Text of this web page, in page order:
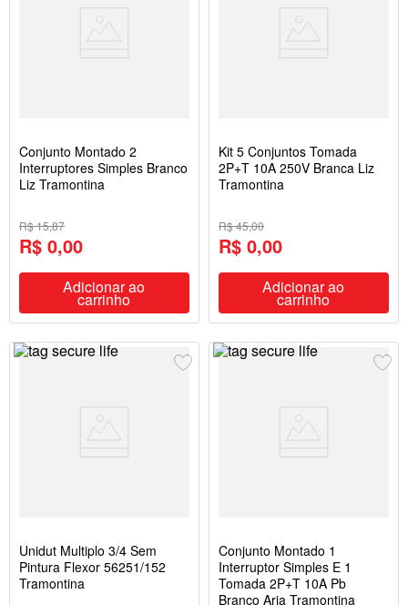
Conjunto Montado 2
Interruptores Simples Branco
Liz Tramontina
R$ 15,87
R$ 0,00
Adicionar ao
carrinho
Kit 5 Conjuntos Tomada
2P+T 10A 250V Branca Liz
Tramontina
R$ 45,00
R$ 0,00
Adicionar ao
carrinho
Unidut Multiplo 3/4 Sem
Pintura Flexor 56251/152
Tramontina
Conjunto Montado 1
Interruptor Simples E 1
Tomada 2P+T 10A Pb
Branco Aria Tramontina